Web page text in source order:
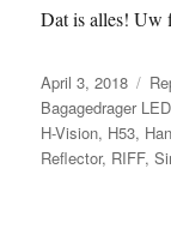
Dat is alles! Uw
Posted
on
April 3, 2018
Bagagedrager
H-Vision, H53,
Reflector, RIFF,